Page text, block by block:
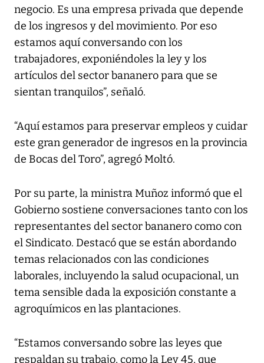
negocio. Es una empresa privada que depende
de los ingresos y del movimiento. Por eso
estamos aquí conversando con los
trabajadores, exponiéndoles la ley y los
artículos del sector bananero para que se
sientan tranquilos”, señaló.
“Aquí estamos para preservar empleos y cuidar
este gran generador de ingresos en la provincia
de Bocas del Toro”, agregó Moltó.
Por su parte, la ministra Muñoz informó que el
Gobierno sostiene conversaciones tanto con los
representantes del sector bananero como con
el Sindicato. Destacó que se están abordando
temas relacionados con las condiciones
laborales, incluyendo la salud ocupacional, un
tema sensible dada la exposición constante a
agroquímicos en las plantaciones.
“Estamos conversando sobre las leyes que
respaldan su trabajo, como la Ley 45, que